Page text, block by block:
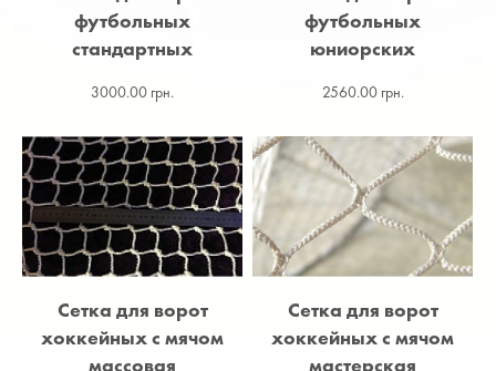
футбольных
стандартных
3000.00 грн.
футбольных
юниорских
2560.00 грн.
Сетка для ворот
хоккейных с мячом
массовая
Сетка для ворот
хоккейных с мячом
мастерская